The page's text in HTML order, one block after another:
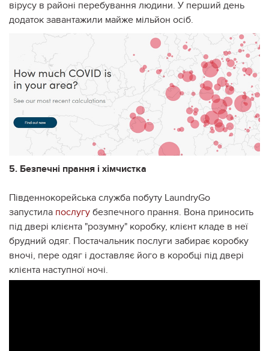
вірусу в районі перебування людини. У перший день
додаток завантажили майже мільйон осіб.
5. Безпечні прання і хімчистка
Південнокорейська служба побуту LaundryGo
запустила послугу безпечного прання. Вона приносить
під двері клієнта "розумну" коробку, клієнт кладе в неї
брудний одяг. Постачальник послуги забирає коробку
вночі, пере одяг і доставляє його в коробці під двері
клієнта наступної ночі.